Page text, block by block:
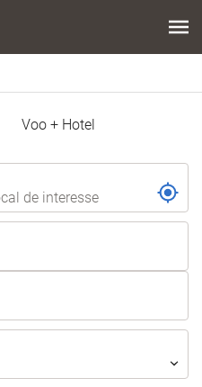
Voo + Hotel